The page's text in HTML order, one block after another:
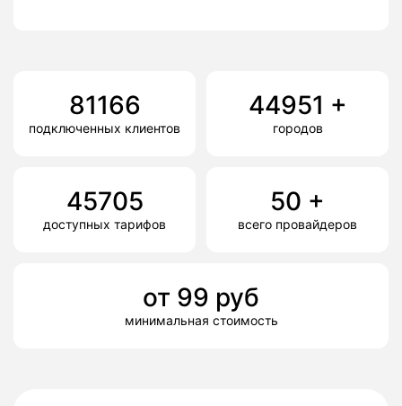
81166
подключенных клиентов
44951 +
городов
45705
доступных тарифов
50 +
всего провайдеров
от 99 руб
минимальная стоимость